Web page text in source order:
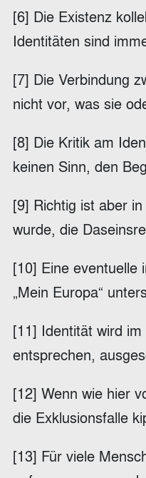
[6] Die Existenz
Identitäten sind
[7] Die Verbindung
nicht vor, was sie
[8] Die Kritik am
keinen Sinn, den
[9] Richtig ist aber
wurde, die
[10] Eine eventuelle
„Mein Europa“
[11] Identität wird
entsprechen,
[12] Wenn wie hier
die Exklusionsfalle
[13] Für viele